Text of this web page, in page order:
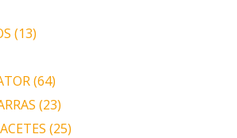
(13)
(64)
(23)
(25)